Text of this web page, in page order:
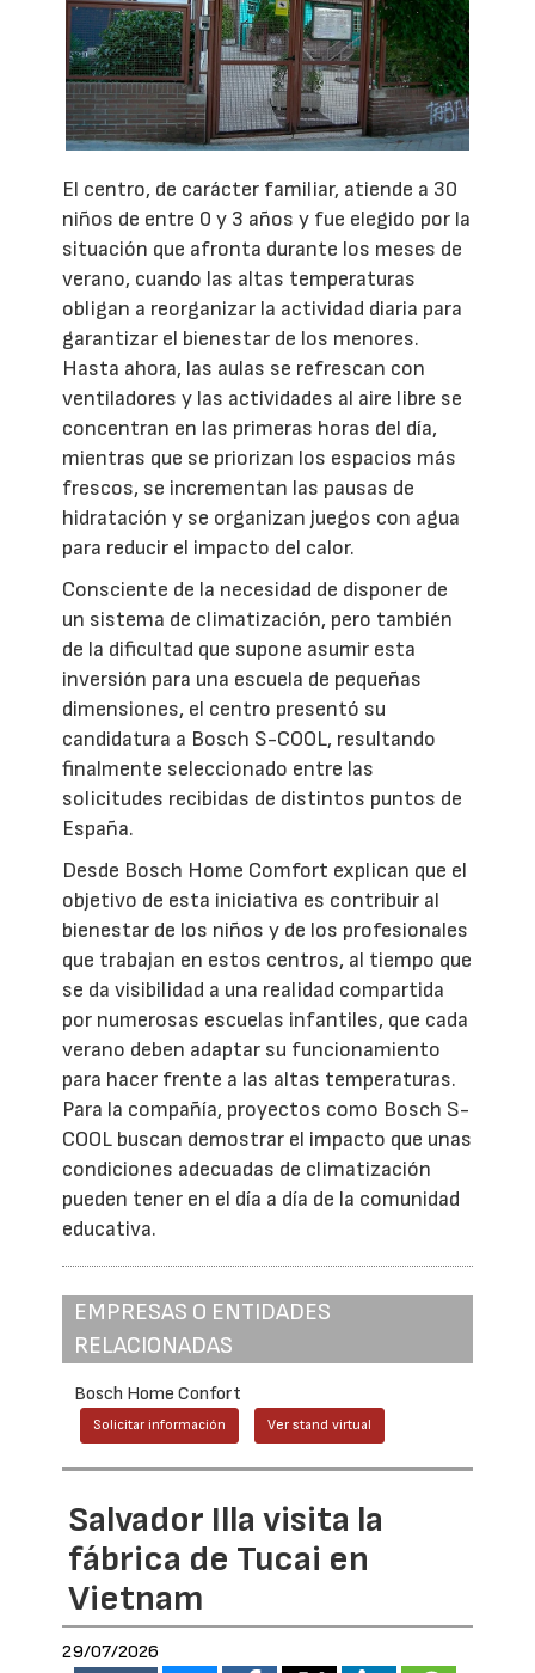
El centro, de carácter familiar, atiende a 30
niños de entre 0 y 3 años y fue elegido por la
situación que afronta durante los meses de
verano, cuando las altas temperaturas
obligan a reorganizar la actividad diaria para
garantizar el bienestar de los menores.
Hasta ahora, las aulas se refrescan con
ventiladores y las actividades al aire libre se
concentran en las primeras horas del día,
mientras que se priorizan los espacios más
frescos, se incrementan las pausas de
hidratación y se organizan juegos con agua
para reducir el impacto del calor.
Consciente de la necesidad de disponer de
un sistema de climatización, pero también
de la dificultad que supone asumir esta
inversión para una escuela de pequeñas
dimensiones, el centro presentó su
candidatura a Bosch S-COOL, resultando
finalmente seleccionado entre las
solicitudes recibidas de distintos puntos de
España.
Desde Bosch Home Comfort explican que el
objetivo de esta iniciativa es contribuir al
bienestar de los niños y de los profesionales
que trabajan en estos centros, al tiempo que
se da visibilidad a una realidad compartida
por numerosas escuelas infantiles, que cada
verano deben adaptar su funcionamiento
para hacer frente a las altas temperaturas.
Para la compañía, proyectos como Bosch S-
COOL buscan demostrar el impacto que unas
condiciones adecuadas de climatización
pueden tener en el día a día de la comunidad
educativa.
EMPRESAS O ENTIDADES
RELACIONADAS
Bosch Home Confort
Solicitar información Ver stand virtual
Salvador Illa visita la
fábrica de Tucai en
Vietnam
29/07/2026